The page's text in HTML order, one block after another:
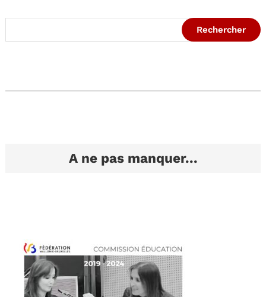
Rechercher
A ne pas manquer...